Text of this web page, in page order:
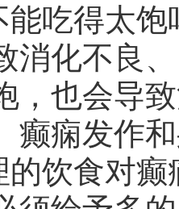
能吃得太
消化不良
，也会导
癫痫发作
的饮食对